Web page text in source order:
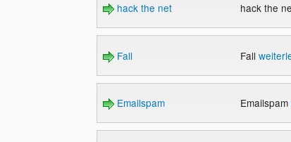
hack the net hack the
Fall Fall
Emailspam Emailspam